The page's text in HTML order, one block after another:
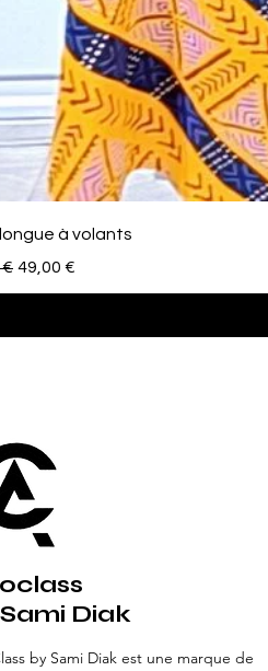
à volants
€ Precio de oferta
49,00 €
Diak
by Sami Diak est une marque de